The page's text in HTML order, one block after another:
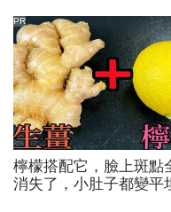
驟」：三餐多吃「1類
物」護眼
檸檬搭配它，臉上斑點
消失了，小肚子都變平
PR